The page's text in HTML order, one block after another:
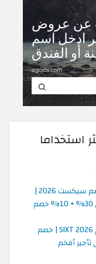
استخداما
كوبون خصم سيكست 2026 |
خصم حتى 30% + 10% خصم
كود خصم SIXT 2026 | خصم
تأجير أفخم